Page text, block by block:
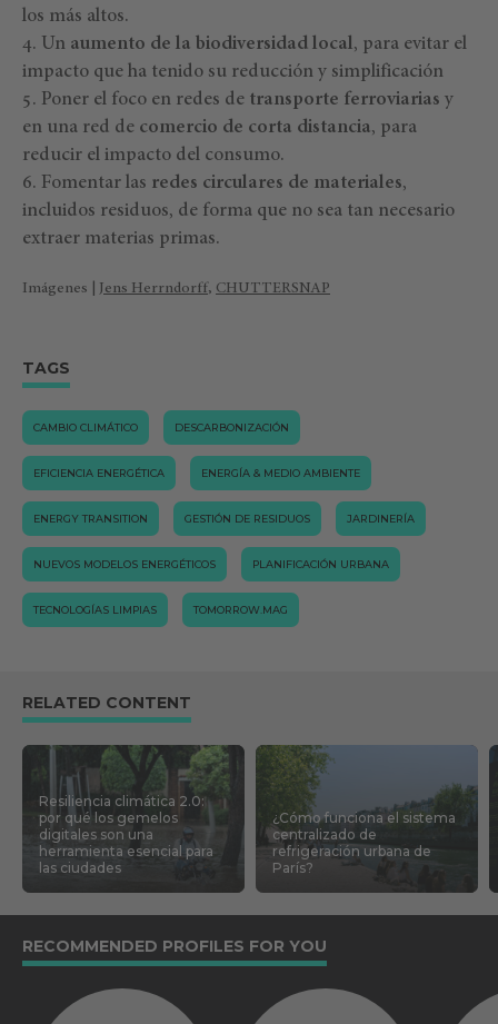
los más altos.
Un aumento de la biodiversidad local, para evitar el
impacto que ha tenido su reducción y simplificación
Poner el foco en redes de transporte ferroviarias y
en una red de comercio de corta distancia, para
reducir el impacto del consumo.
Fomentar las redes circulares de materiales,
incluidos residuos, de forma que no sea tan necesario
extraer materias primas.
Imágenes | Jens Herrndorff, CHUTTERSNAP
TAGS
CAMBIO CLIMÁTICO DESCARBONIZACIÓN
EFICIENCIA ENERGÉTICA ENERGÍA & MEDIO AMBIENTE
ENERGY TRANSITION GESTIÓN DE RESIDUOS JARDINERÍA
NUEVOS MODELOS ENERGÉTICOS PLANIFICACIÓN URBANA
TECNOLOGÍAS LIMPIAS TOMORROW.MAG
RELATED CONTENT
Resiliencia climática 2.0:
por qué los gemelos
digitales son una
herramienta esencial para
las ciudades
¿Cómo funciona el sistema
centralizado de
refrigeración urbana de
París?
RECOMMENDED PROFILES FOR YOU